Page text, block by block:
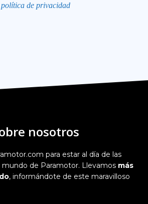
política de privacidad
nosotros
para estar al día de las
de Paramotor. Llevamos más
, informándote de este maravilloso